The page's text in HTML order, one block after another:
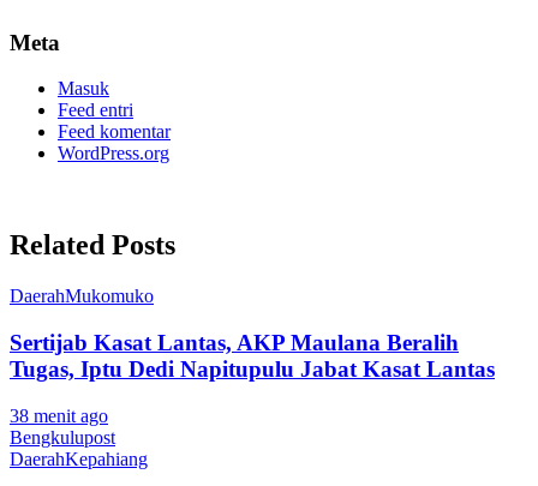
Meta
Masuk
Feed entri
Feed komentar
WordPress.org
Related Posts
DaerahMukomuko
Sertijab Kasat Lantas, AKP Maulana Beralih
Tugas, Iptu Dedi Napitupulu Jabat Kasat Lantas
38 menit ago
Bengkulupost
DaerahKepahiang